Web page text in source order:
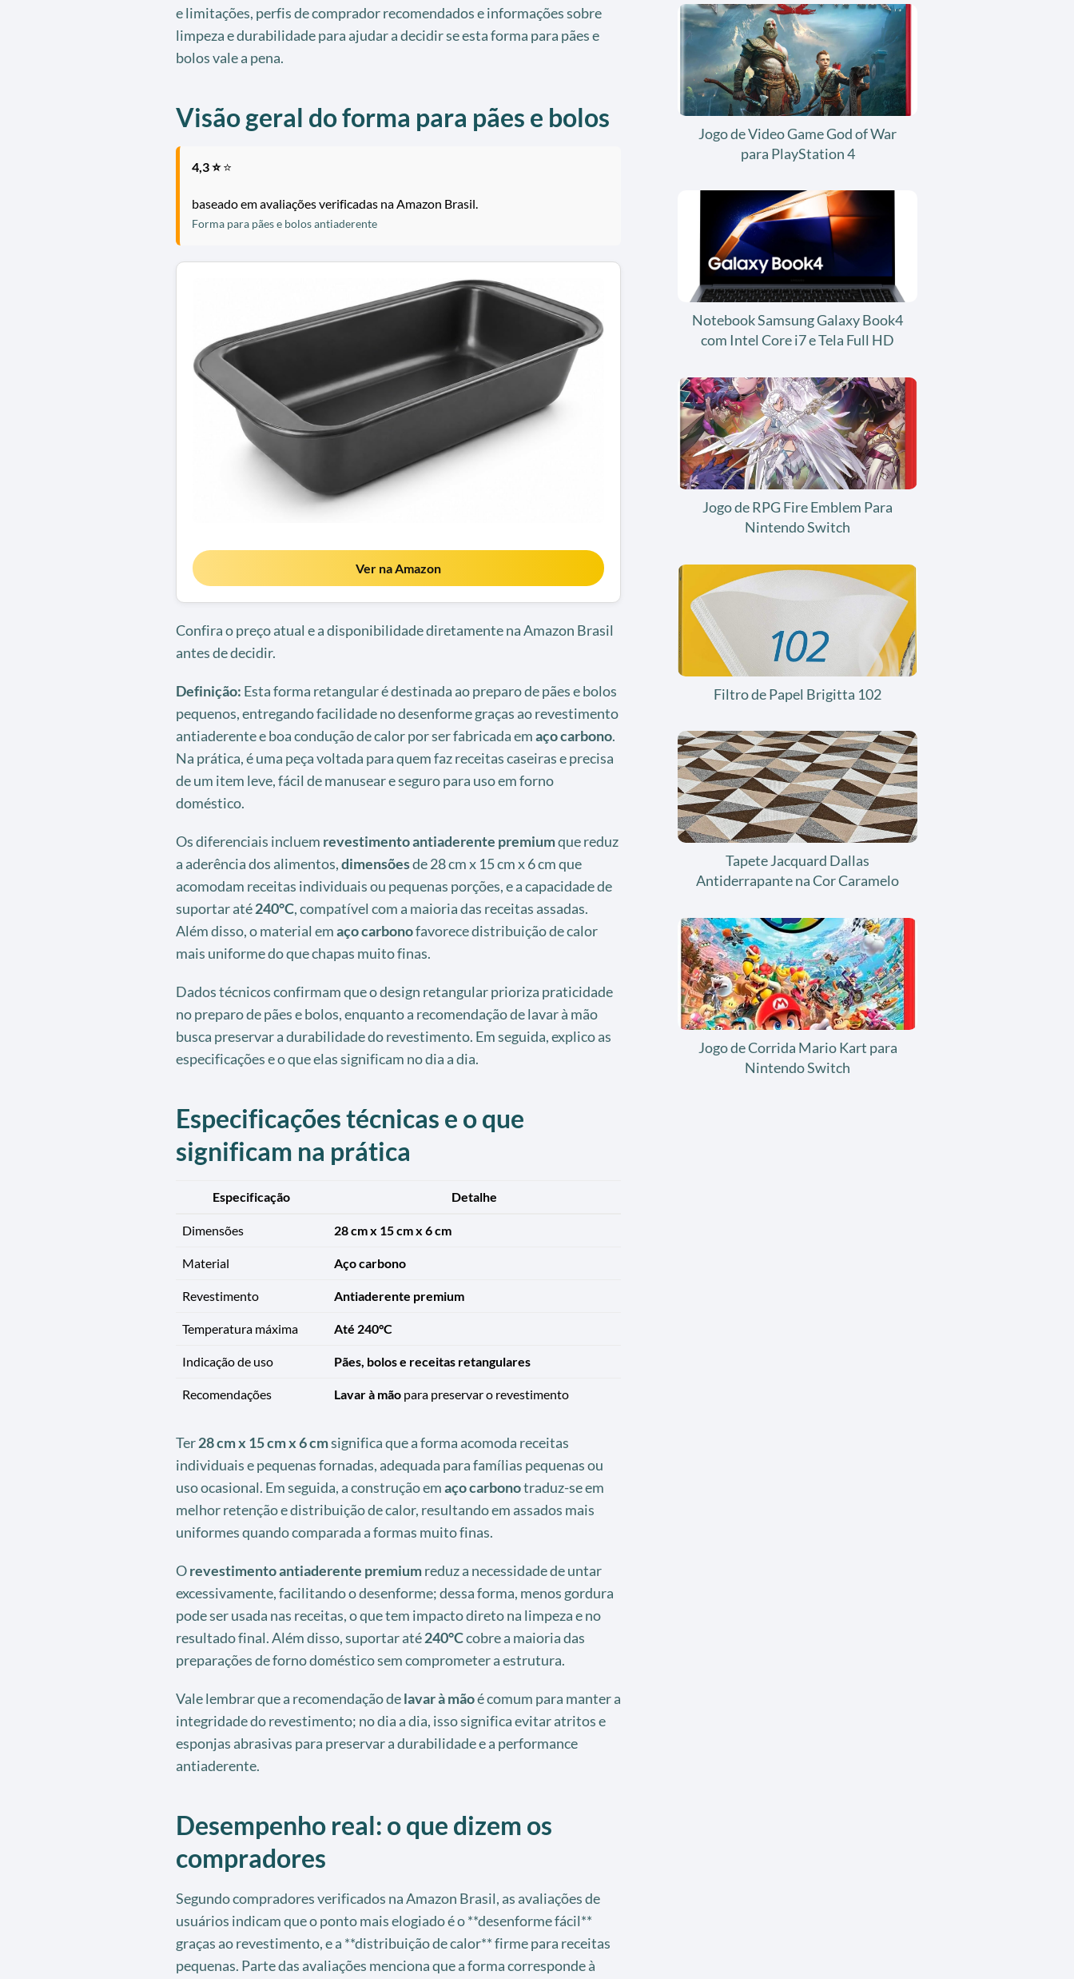
e limitações, perfis de comprador recomendados e informações sobre
limpeza e durabilidade para ajudar a decidir se esta forma para pães e
bolos vale a pena.
Visão geral do forma para pães e bolos
4,3 ⭐⭐
baseado em avaliações verificadas na Amazon Brasil.
Forma para pães e bolos antiaderente
Ver na Amazon
Confira o preço atual e a disponibilidade diretamente na Amazon Brasil
antes de decidir.
Definição: Esta forma retangular é destinada ao preparo de pães e bolos
pequenos, entregando facilidade no desenforme graças ao revestimento
antiaderente e boa condução de calor por ser fabricada emaço carbono.
Na prática, é uma peça voltada para quem faz receitas caseiras e precisa
de um item leve, fácil de manusear e seguro para uso em forno
doméstico.
Os diferenciais incluem revestimento antiaderente premiumque reduz
a aderência dos alimentos,dimensõesde 28 cm x 15 cm x 6 cm que
acomodam receitas individuais ou pequenas porções, e a capacidade de
suportar até240°C, compatível com a maioria das receitas assadas.
Além disso, o material emaço carbonofavorece distribuição de calor
mais uniforme do que chapas muito finas.
Dados técnicos confirmam que o design retangular prioriza praticidade
no preparo de pães e bolos, enquanto a recomendação de lavar à mão
busca preservar a durabilidade do revestimento. Em seguida, explico as
especificações e o que elas significam no dia a dia.
Especificações técnicas e o que
significam na prática
Especificação Detalhe
Dimensões 28 cm x 15 cm x 6 cm
Material Aço carbono
Revestimento Antiaderente premium
Temperatura máxima Até 240°C
Indicação de uso Pães, bolos e receitas retangulares
Recomendações Lavar à mãopara preservar o revestimento
Ter28 cm x 15 cm x 6 cmsignifica que a forma acomoda receitas
individuais e pequenas fornadas, adequada para famílias pequenas ou
uso ocasional. Em seguida, a construção emaço carbonotraduz-se em
melhor retenção e distribuição de calor, resultando em assados mais
uniformes quando comparada a formas muito finas.
Orevestimento antiaderente premiumreduz a necessidade de untar
excessivamente, facilitando o desenforme; dessa forma, menos gordura
pode ser usada nas receitas, o que tem impacto direto na limpeza e no
resultado final. Além disso, suportar até240°Ccobre a maioria das
preparações de forno doméstico sem comprometer a estrutura.
Vale lembrar que a recomendação delavar à mãoé comum para manter a
integridade do revestimento; no dia a dia, isso significa evitar atritos e
esponjas abrasivas para preservar a durabilidade e a performance
antiaderente.
Desempenho real: o que dizem os
compradores
Segundo compradores verificados na Amazon Brasil, as avaliações de
usuários indicam que o ponto mais elogiado é o **desenforme fácil**
graças ao revestimento, e a **distribuição de calor** firme para receitas
pequenas. Parte das avaliações menciona que a forma corresponde à
Jogo de Video Game God of War
para PlayStation 4
Notebook Samsung Galaxy Book4
com Intel Core i7 e Tela Full HD
Jogo de RPG Fire Emblem Para
Nintendo Switch
Filtro de Papel Brigitta 102
Tapete Jacquard Dallas
Antiderrapante na Cor Caramelo
Jogo de Corrida Mario Kart para
Nintendo Switch